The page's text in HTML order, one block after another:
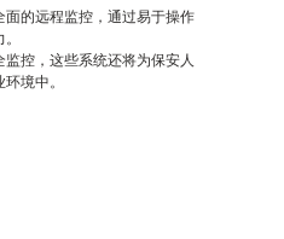
的远程监控，通过易于操作
控，这些系统还将为保安人
境中。